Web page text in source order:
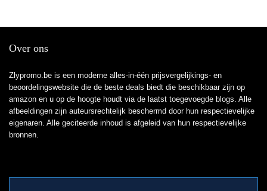
Over ons
Zlypromo.be is een moderne alles-in-één prijsvergelijkings- en
beoordelingswebsite die de beste deals biedt die beschikbaar zijn op
amazon en u op de hoogte houdt via de laatst toegevoegde blogs. Alle
afbeeldingen zijn auteursrechtelijk beschermd door hun respectievelijke
eigenaren. Alle geciteerde inhoud is afgeleid van hun respectievelijke
bronnen.